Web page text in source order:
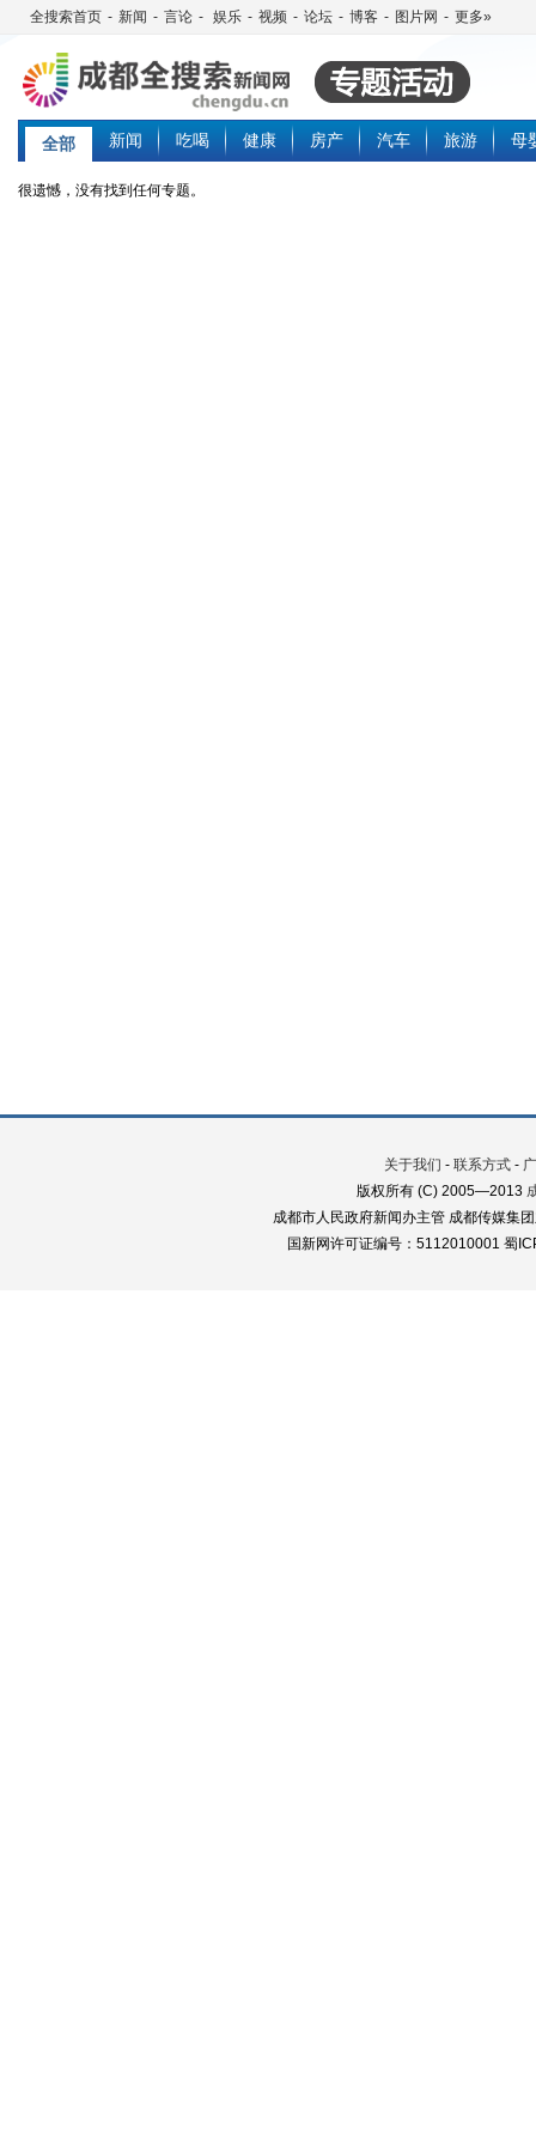
全搜索首页 - 新闻 - 言论 - 娱乐 - 视频 - 论坛 - 博客 - 图片网 - 更多»
全部 新闻 吃喝 健康 房产 汽车 旅游 母
很遗憾，没有找到任何专题。
关于我们 - 联系方式 -
版权所有 (C) 2005—2013
成都市人民政府新闻办主管 成都传媒集
国新网许可证编号：5112010001 蜀